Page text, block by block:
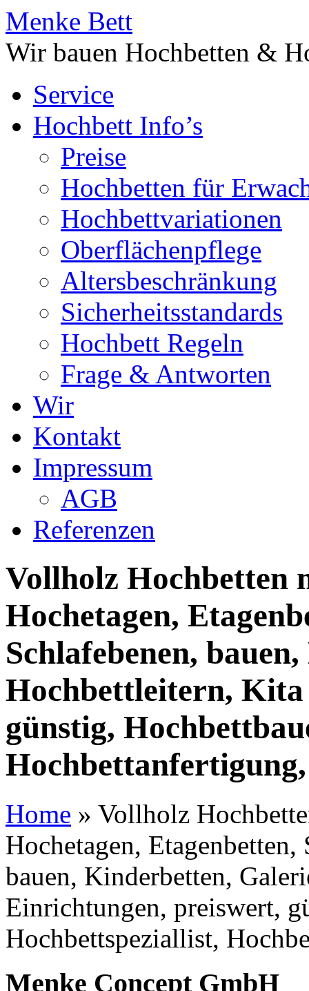
Menke Bett
Wir bauen Hochbetten &
Service
Hochbett Info’s
Preise
Hochbetten für
Hochbettvariationen
Oberflächenpflege
Altersbeschränkung
Sicherheitsstandards
Hochbett Regeln
Frage & Antworten
Wir
Kontakt
Impressum
AGB
Referenzen
Vollholz Hochbetten
Hochetagen,
Schlafebenen,
Hochbettleitern,
günstig,
Home » Vollholz
Hochetagen,
bauen, Kinderbetten,
Einrichtungen, preiswert,
Hochbettspeziallist,
Menke Concept GmbH